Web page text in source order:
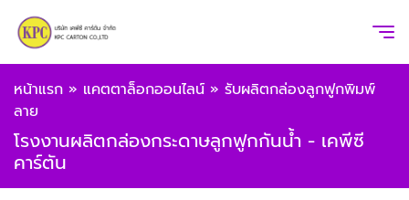
หน้าแรก » แคตตาล็อกออนไลน์ » รับผลิตกล่องลูกฟูกพิมพ์
ลาย
โรงงานผลิตกล่องกระดาษลูกฟูกกันน้ำ - เคพีซี
คาร์ตัน